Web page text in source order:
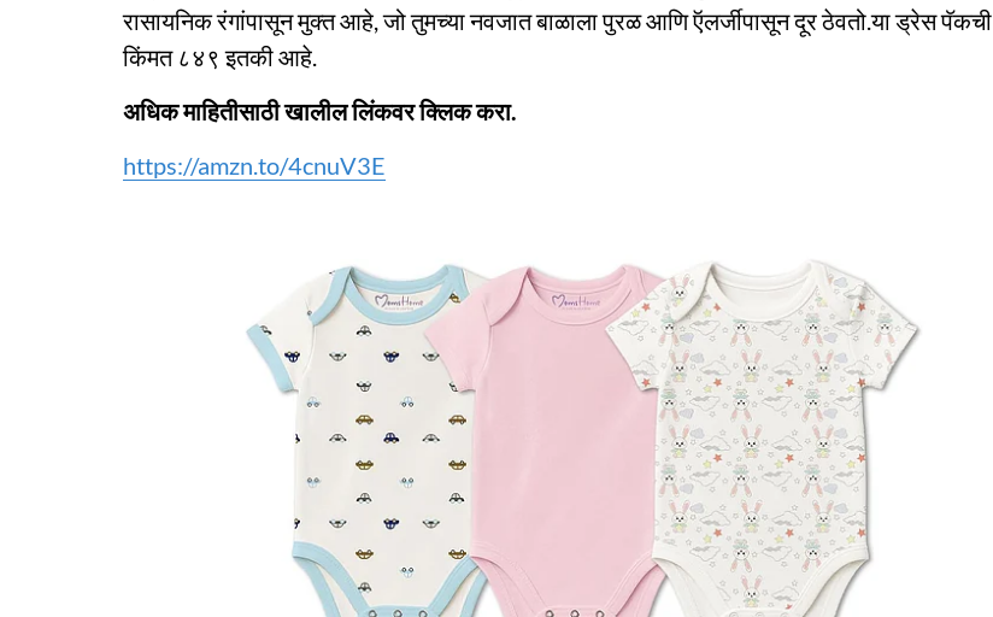
रासायनिक रंगांपासून मुक्त आहे, जो तुमच्या नवजात बाळाला पुरळ आणि ऍलर्जीपासून दूर ठेवतो.या ड्रेस पॅकची
किंमत ८४९ इतकी आहे.
अधिक माहितीसाठी खालील लिंकवर क्लिक करा.
https://amzn.to/4cnuV3E